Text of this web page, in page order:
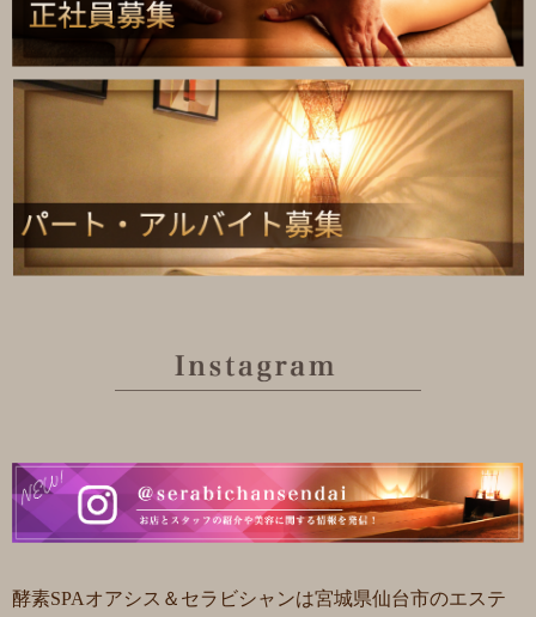
酵素SPAオアシス＆セラビシャンは宮城県仙台市のエステ